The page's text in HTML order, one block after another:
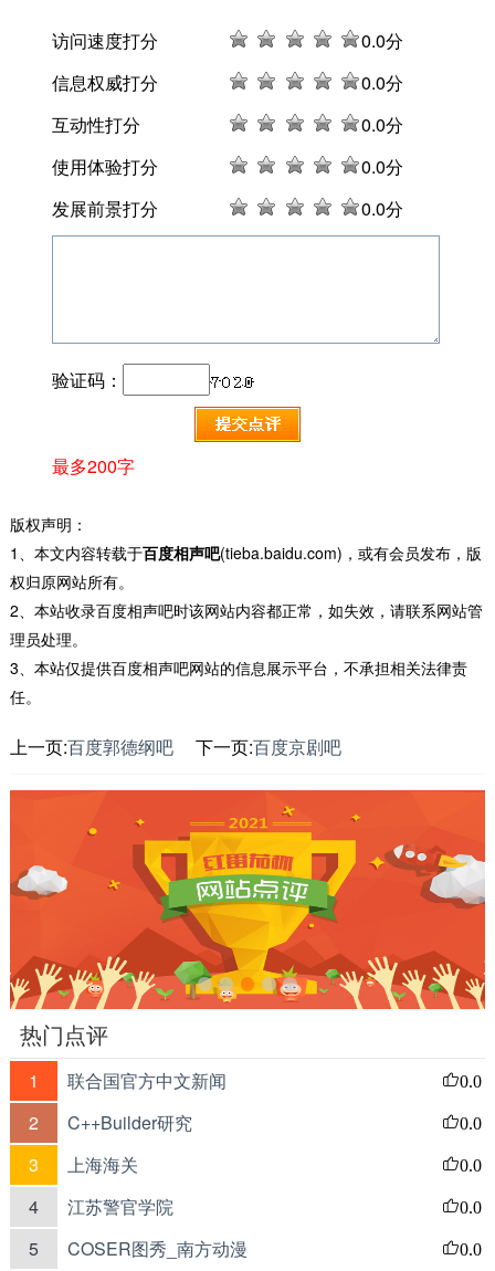
访问速度打分 0.0分
信息权威打分
0.0分
互动性打分
0.0分
使用体验打分
0.0分
发展前景打分
0.0分
验证码：
最多200字
版权声明：
1、本文内容转载于百度相声吧(tieba.baidu.com)，或有会员发布，版
权归原网站所有。
2、本站收录百度相声吧时该网站内容都正常，如失效，请联系网站管
理员处理。
3、本站仅提供百度相声吧网站的信息展示平台，不承担相关法律责
任。
上一页:百度郭德纲吧 下一页:百度京剧吧
热门点评
1 联合国官方中文新闻 0.0
2 C++Builder研究 0.0
3 上海海关 0.0
4 江苏警官学院 0.0
5 COSER图秀_南方动漫 0.0